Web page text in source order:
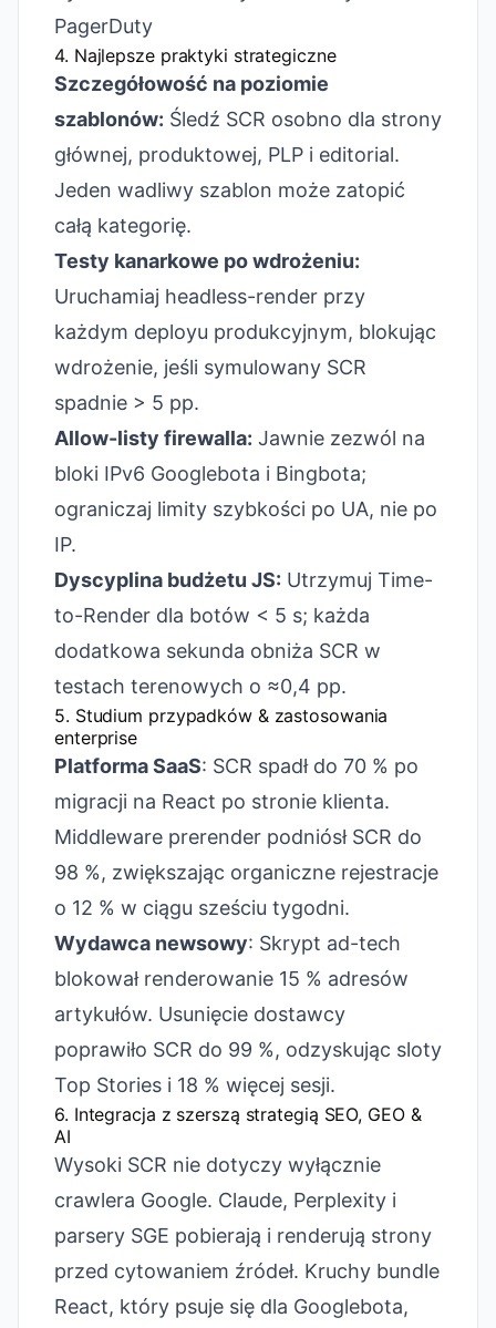
PagerDuty
4. Najlepsze praktyki strategiczne
Szczegółowość na poziomie
szablonów: Śledź SCR osobno dla strony
głównej, produktowej, PLP i editorial.
Jeden wadliwy szablon może zatopić
całą kategorię.
Testy kanarkowe po wdrożeniu:
Uruchamiaj headless-render przy
każdym deployu produkcyjnym, blokując
wdrożenie, jeśli symulowany SCR
spadnie > 5 pp.
Allow-listy firewalla: Jawnie zezwól na
bloki IPv6 Googlebota i Bingbota;
ograniczaj limity szybkości po UA, nie po
IP.
Dyscyplina budżetu JS: Utrzymuj Time-
to-Render dla botów < 5 s; każda
dodatkowa sekunda obniża SCR w
testach terenowych o ≈0,4 pp.
5. Studium przypadków & zastosowania
enterprise
Platforma SaaS: SCR spadł do 70 % po
migracji na React po stronie klienta.
Middleware prerender podniósł SCR do
98 %, zwiększając organiczne rejestracje
o 12 % w ciągu sześciu tygodni.
Wydawca newsowy: Skrypt ad-tech
blokował renderowanie 15 % adresów
artykułów. Usunięcie dostawcy
poprawiło SCR do 99 %, odzyskując sloty
Top Stories i 18 % więcej sesji.
6. Integracja z szerszą strategią SEO, GEO &
AI
Wysoki SCR nie dotyczy wyłącznie
crawlera Google. Claude, Perplexity i
parsery SGE pobierają i renderują strony
przed cytowaniem źródeł. Kruchy bundle
React, który psuje się dla Googlebota,